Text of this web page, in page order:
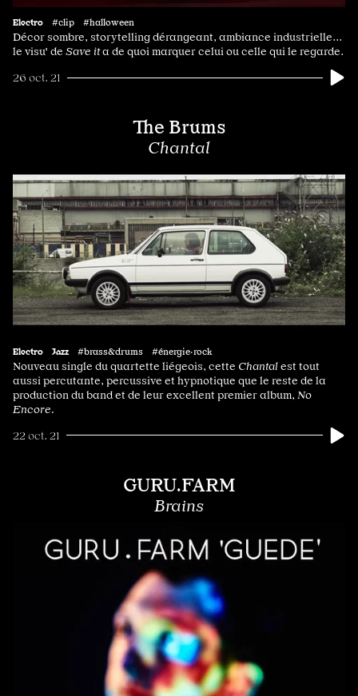
Electro #clip #halloween
Décor sombre, storytelling dérangeant, ambiance industrielle...
le visu' de Save ita de quoi marquer celui ou celle qui le regarde.
26 oct. 21
The Brums
Chantal
Electro Jazz #brass&drums #énergie·rock
Nouveau single du quartette liégeois, cette Chantalest tout
aussi percutante, percussive et hypnotique que le reste de la
production du band et de leur excellent premier album, No
Encore.
22 oct. 21
GURU.FARM
Brains